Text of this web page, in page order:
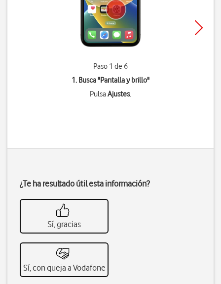
Paso 1 de 6
1. Busca "Pantalla y brillo"
PulsaAjustes.
¿Te ha resultado útil esta información?
Sí, gracias
Sí, con queja a Vodafone